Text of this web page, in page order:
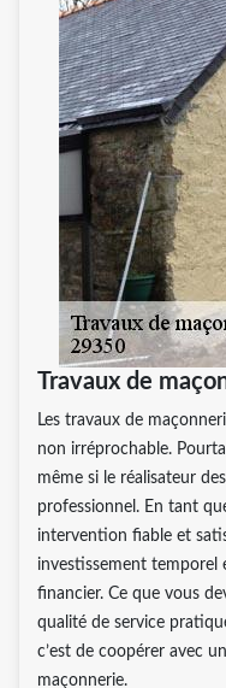
Travaux de
Les travaux de
non irréprochable.
même si le réalisateur
professionnel. En tant
intervention fiable et
investissement temporel
financier. Ce que vous
qualité de service
c’est de coopérer avec
maçonnerie.